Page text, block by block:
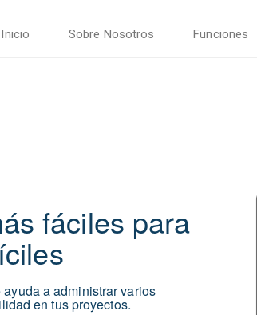
Inicio Sobre Nosotros Funciones
fáciles para
a administrar varios
en tus proyectos.